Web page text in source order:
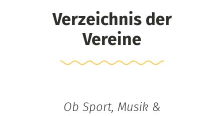
Verzeichnis der
Vereine
Ob Sport, Musik &